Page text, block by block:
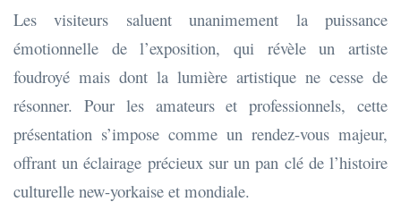
Les visiteurs saluent unanimement la puissance
émotionnelle de l’exposition, qui révèle un artiste
foudroyé mais dont la lumière artistique ne cesse de
résonner. Pour les amateurs et professionnels, cette
présentation s’impose comme un rendez-vous majeur,
offrant un éclairage précieux sur un pan clé de l’histoire
culturelle new-yorkaise et mondiale.